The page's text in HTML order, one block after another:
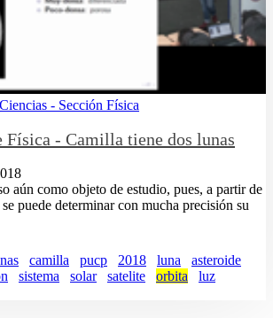
Ciencias - Sección Física
Física - Camilla tiene dos lunas
aún como objeto de estudio, pues, a partir de
puede determinar con mucha precisión su
camilla pucp 2018 luna
asteroide
sistema solar satelite orbita
luz